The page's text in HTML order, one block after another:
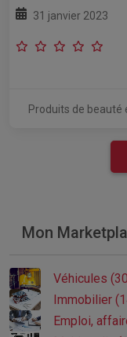
31 janvier 2023
Produits de beauté
Mon
Véhicules
Immobilier
Emploi,